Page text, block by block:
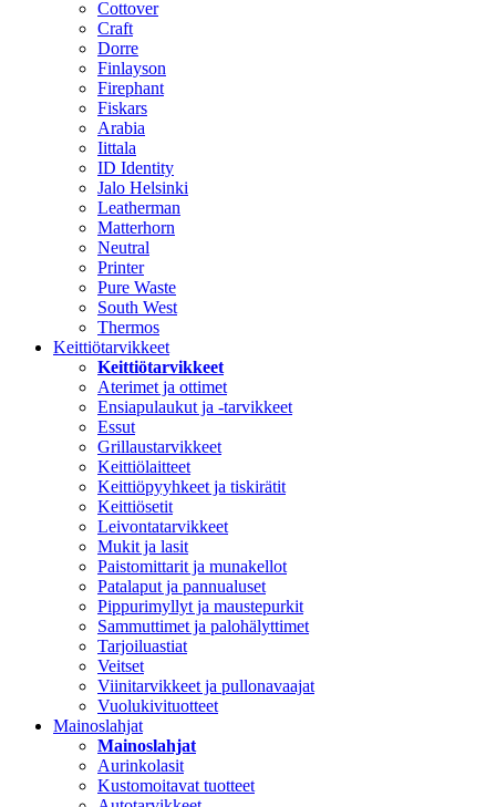
Cottover
Craft
Dorre
Finlayson
Firephant
Fiskars
Arabia
Iittala
ID Identity
Jalo Helsinki
Leatherman
Matterhorn
Neutral
Printer
Pure Waste
South West
Thermos
Keittiötarvikkeet
Keittiötarvikkeet
Aterimet ja ottimet
Ensiapulaukut ja -tarvikkeet
Essut
Grillaustarvikkeet
Keittiölaitteet
Keittiöpyyhkeet ja tiskirätit
Keittiösetit
Leivontatarvikkeet
Mukit ja lasit
Paistomittarit ja munakellot
Patalaput ja pannualuset
Pippurimyllyt ja maustepurkit
Sammuttimet ja palohälyttimet
Tarjoiluastiat
Veitset
Viinitarvikkeet ja pullonavaajat
Vuolukivituotteet
Mainoslahjat
Mainoslahjat
Aurinkolasit
Kustomoitavat tuotteet